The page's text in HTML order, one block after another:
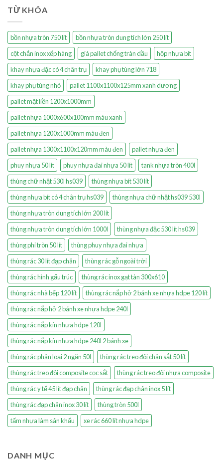
TỪ KHÓA
bồn nhựa tròn 750 lít
bồn nhựa tròn dung tích lớn 250 lít
cột chắn inox xếp hàng
giá pallet chống tràn dầu
hộp nhựa bít
khay nhựa đặc có 4 chân trụ
khay phụ tùng lớn 718
khay phụ tùng nhỏ
pallet 1100x1100x125mm xanh dương
pallet mặt liền 1200x1000mm
pallet nhựa 1000x600x100mm màu xanh
pallet nhựa 1200x1000mm màu đen
pallet nhựa 1300x1100x120mm màu đen
pallet nhựa đen
phuy nhựa 50 lít
phuy nhựa đai nhựa 50 lít
tank nhựa tròn 400l
thùng chữ nhật 530l hs039
thùng nhựa bít 530 lít
thùng nhựa bít có 4 chân trụ hs039
thùng nhựa chữ nhật hs039 530l
thùng nhựa tròn dung tích lớn 200 lít
thùng nhựa tròn dung tích lớn 1000l
thùng nhựa đặc 530 lít hs039
thùng phi tròn 50 lít
thùng phuy nhựa đai nhựa
thùng rác 30 lít đạp chân
thùng rác gỗ ngoài trời
thùng rác hình gấu trúc
thùng rác inox gạt tàn 300x610
thùng rác nhà bếp 120 lít
thùng rác nắp hở 2 bánh xe nhựa hdpe 120 lít
thùng rác nắp hở 2 bánh xe nhựa hdpe 240l
thùng rác nắp kín nhựa hdpe 120l
thùng rác nắp kín nhựa hdpe 240l 2 bánh xe
thùng rác phân loại 2 ngăn 50l
thùng rác treo đôi chân sắt 50 lít
thùng rác treo đôi composite cọc sắt
thùng rác treo đôi nhựa composite
thùng rác y tế 45 lít đạp chân
thùng rác đạp chân inox 5 lít
thùng rác đạp chân inox 30 lít
thùng tròn 500l
tấm nhựa làm sân khấu
xe rác 660 lít nhựa hdpe
DANH MỤC